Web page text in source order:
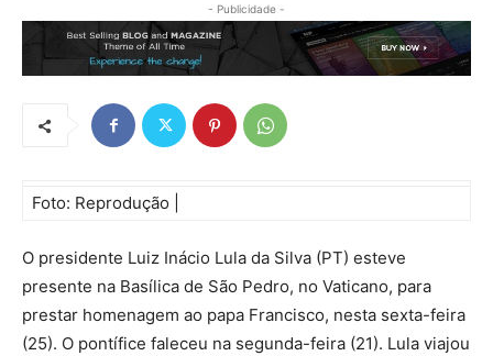
- Publicidade -
Foto: Reprodução |
O presidente Luiz Inácio Lula da Silva (PT) esteve
presente na Basílica de São Pedro, no Vaticano, para
prestar homenagem ao papa Francisco, nesta sexta-feira
(25). O pontífice faleceu na segunda-feira (21). Lula viajou